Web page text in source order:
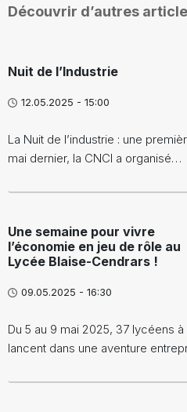
Découvrir d’autres
Nuit de l’Industrie
12.05.2025 - 15:00
La Nuit de l’industrie : une
mai dernier, la CNCI a organisé…
Une semaine pour vivre
l’économie en jeu de rôle au
Lycée Blaise-Cendrars !
09.05.2025 - 16:30
Du 5 au 9 mai 2025, 37 lycéens
lancent dans une aventure